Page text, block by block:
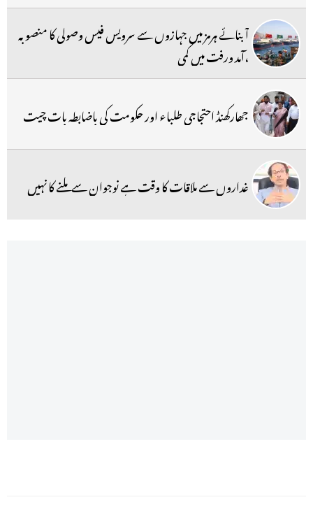
آبنائے ہرمز میں جہازوں سے سرویس فیس وصولی کا منصوبہ
،آمد ورفت میں کمی
جھارکھنڈ احتجاجی طلباء اور حکومت کی باضابطہ بات چیت
غداروں سے ملاقات کا وقت ہے نوجوان سے ملنے کا نہیں